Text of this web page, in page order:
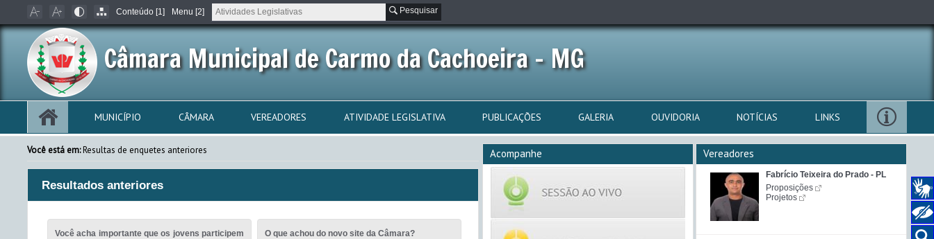
Conteúdo [1] Menu [2] Pesquisar
Câmara Municipal de Carmo da Cachoeira - MG
MUNICÍPIO CÂMARA VEREADORES ATIVIDADE LEGISLATIVA PUBLICAÇÕES GALERIA OUVIDORIA NOTÍCIAS LINKS
Você está em:Resultas de enquetes anteriores
Resultados anteriores
Você acha importante que os jovens participem
O que achou do novo site da Câmara?
Vereadores
Fabrício Teixeira do Prado - PL
Proposições
Projetos
Acompanhe